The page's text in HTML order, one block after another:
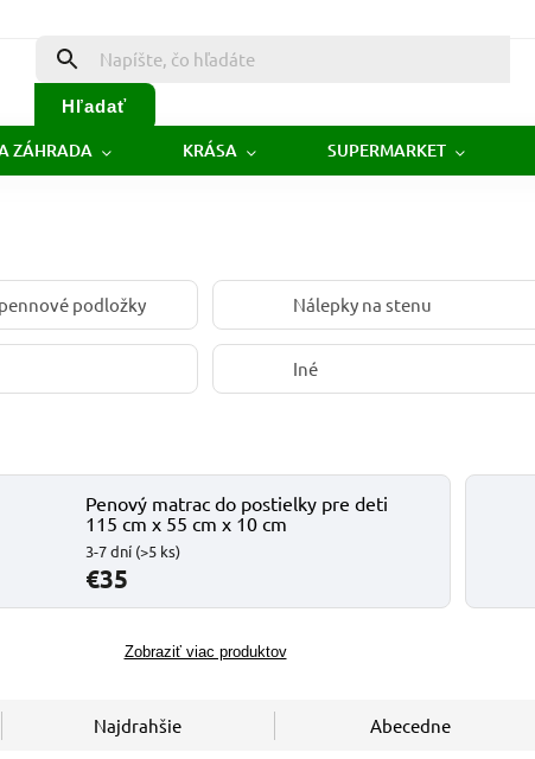
Hľadať
ZÁHRADA KRÁSA SUPERMARKET
podložky Nálepky na stenu
Iné
Penový matrac do postielky pre deti
115 cm x 55 cm x 10 cm
3-7 dní (>5 ks)
€35
Zobraziť viac produktov
Najdrahšie Abecedne